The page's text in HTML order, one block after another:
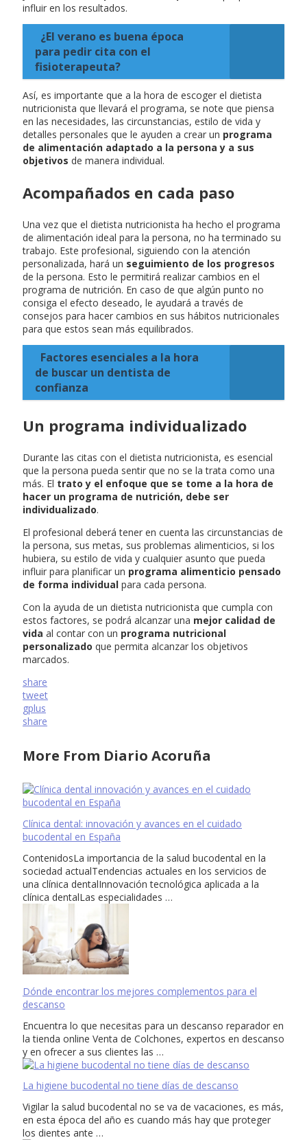
influir en los resultados.
¿El verano es buena época
para pedir cita con el
fisioterapeuta?
Así, es importante que a la hora de escoger el dietista
nutricionista que llevará el programa, se note que piensa
en las necesidades, las circunstancias, estilo de vida y
detalles personales que le ayuden a crear un programa
de alimentación adaptado a la persona y a sus
objetivos de manera individual.
Acompañados en cada paso
Una vez que el dietista nutricionista ha hecho el programa
de alimentación ideal para la persona, no ha terminado su
trabajo. Este profesional, siguiendo con la atención
personalizada, hará un seguimiento de los progresos
de la persona. Esto le permitirá realizar cambios en el
programa de nutrición. En caso de que algún punto no
consiga el efecto deseado, le ayudará a través de
consejos para hacer cambios en sus hábitos nutricionales
para que estos sean más equilibrados.
Factores esenciales a la hora
de buscar un dentista de
confianza
Un programa individualizado
Durante las citas con el dietista nutricionista, es esencial
que la persona pueda sentir que no se la trata como una
más. El trato y el enfoque que se tome a la hora de
hacer un programa de nutrición, debe ser
individualizado.
El profesional deberá tener en cuenta las circunstancias de
la persona, sus metas, sus problemas alimenticios, si los
hubiera, su estilo de vida y cualquier asunto que pueda
influir para planificar un programa alimenticio pensado
de forma individual para cada persona.
Con la ayuda de un dietista nutricionista que cumpla con
estos factores, se podrá alcanzar una mejor calidad de
vida al contar con un programa nutricional
personalizado que permita alcanzar los objetivos
marcados.
share
tweet
gplus
share
More From Diario Acoruña
Clínica dental: innovación y avances en el cuidado
bucodental en España
ContenidosLa importancia de la salud bucodental en la
sociedad actualTendencias actuales en los servicios de
una clínica dentalInnovación tecnológica aplicada a la
clínica dentalLas especialidades …
Dónde encontrar los mejores complementos para el
descanso
Encuentra lo que necesitas para un descanso reparador en
la tienda online Venta de Colchones, expertos en descanso
y en ofrecer a sus clientes las …
La higiene bucodental no tiene días de descanso
Vigilar la salud bucodental no se va de vacaciones, es más,
en esta época del año es cuando más hay que proteger
los dientes ante …